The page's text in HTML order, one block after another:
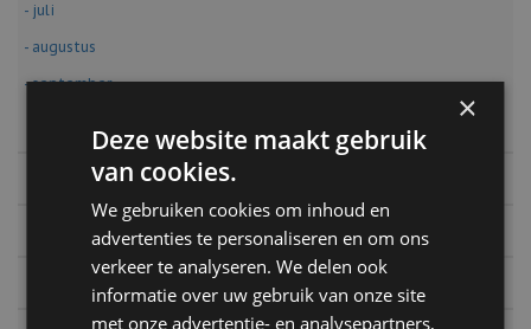
- juli
- augustus
- september
×
Deze website maakt gebruik
van cookies.
We gebruiken cookies om inhoud en
advertenties te personaliseren en om ons
verkeer te analyseren. We delen ook
informatie over uw gebruik van onze site
met onze advertentie- en analysepartners,